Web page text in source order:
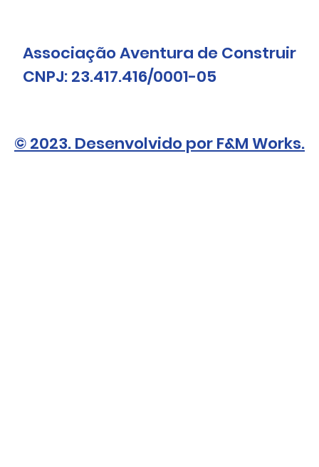
© 2023. Desenvolvido por F&M Works.
Associação Aventura de Construir
CNPJ: 23.417.416/0001-05